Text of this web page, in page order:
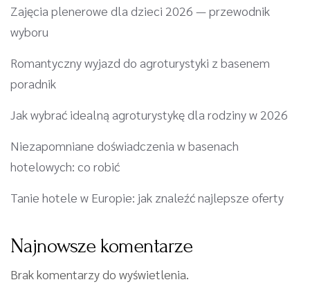
Zajęcia plenerowe dla dzieci 2026 — przewodnik
wyboru
Romantyczny wyjazd do agroturystyki z basenem
poradnik
Jak wybrać idealną agroturystykę dla rodziny w 2026
Niezapomniane doświadczenia w basenach
hotelowych: co robić
Tanie hotele w Europie: jak znaleźć najlepsze oferty
Najnowsze komentarze
Brak komentarzy do wyświetlenia.